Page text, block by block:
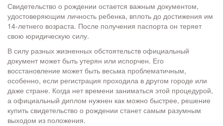
Свидетельство о рождении остается важным документом,
удостоверяющим личность ребенка, вплоть до достижения им
14-летнего возраста. После получения паспорта он теряет
свою юридическую силу.
В силу разных жизненных обстоятельств официальный
документ может быть утерян или испорчен. Его
восстановление может быть весьма проблематичным,
особенно, если регистрация проходила в другом городе или
даже стране. Когда нет времени заниматься этой процедурой,
а официальный диплом нужнен как можно быстрее, решение
купить свидетельство о рождении станет самым разумным
выходом из положения.